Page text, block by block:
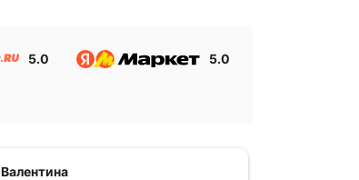
5.0 5.0
Валентина